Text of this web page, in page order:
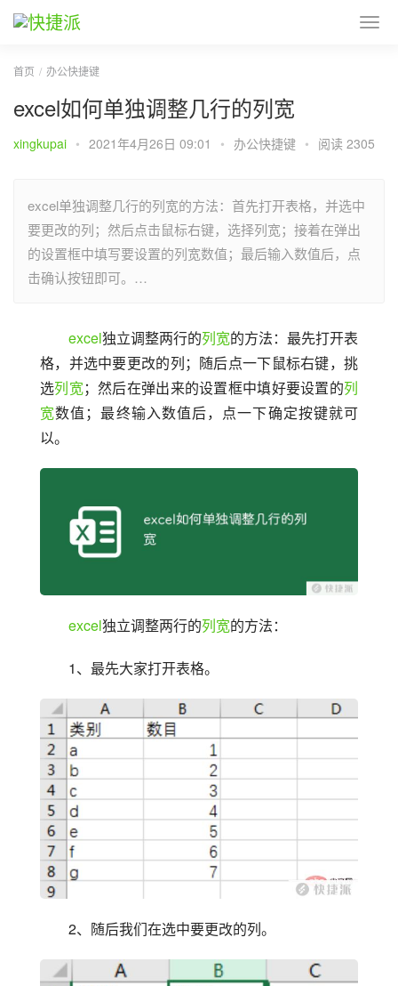
首页 办公快捷键
excel如何单独调整几行的列宽
xingkupai • 2021年4月26日 09:01 • 办公快捷键 • 阅读 2305
excel单独调整几行的列宽的方法：首先打开表格，并选中
要更改的列；然后点击鼠标右键，选择列宽；接着在弹出
的设置框中填写要设置的列宽数值；最后输入数值后，点
击确认按钮即可。…
excel独立调整两行的列宽的方法：最先打开表
格，并选中要更改的列；随后点一下鼠标右键，挑
选列宽；然后在弹出来的设置框中填好要设置的列
宽数值；最终输入数值后，点一下确定按键就可
以。
excel独立调整两行的列宽的方法：
1、最先大家打开表格。
2、随后我们在选中要更改的列。